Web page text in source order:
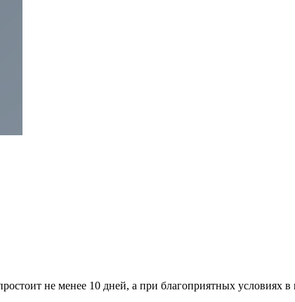
не менее 10 дней, а при благоприятных условиях